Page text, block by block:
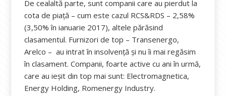
De cealaltă parte, sunt companii care au pierdut la
cota de piață – cum este cazul RCS&RDS – 2,58%
(3,50% în ianuarie 2017), altele părăsind
clasamentul. Furnizori de top – Transenergo,
Arelco – au intrat în insolvență și nu îi mai regăsim
în clasament. Companii, foarte active cu ani în urmă,
care au ieșit din top mai sunt: Electromagnetica,
Energy Holding, Romenergy Industry.